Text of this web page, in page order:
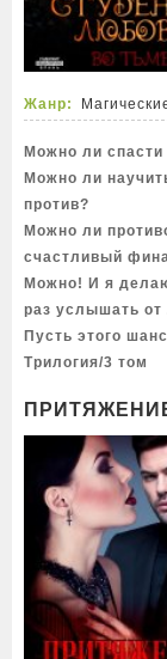
Жанр:
Можно ли спасти
Можно ли
против?
Можно ли
счастливый
Можно! И я
раз услышать
Пусть этого
Трилогия/3 том